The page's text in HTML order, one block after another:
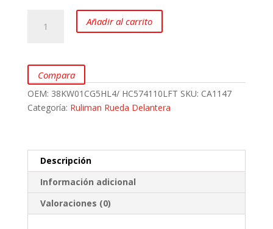
Rueda
Excel
y
MITSUBISHI
Lancer
Añadir al carrito
Compara
OEM: 38KW01CG5HL4/ HC574110LFT SKU: CA1147
Categoría: Ruliman Rueda Delantera
Descripción
Información adicional
Valoraciones (0)